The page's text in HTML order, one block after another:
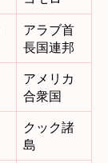
アラブ首
長国連邦
アメリカ
合衆国
クック諸
島